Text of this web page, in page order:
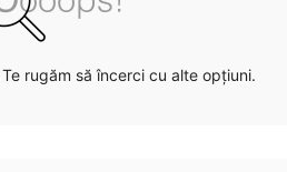
rugăm să încerci cu alte opțiuni.